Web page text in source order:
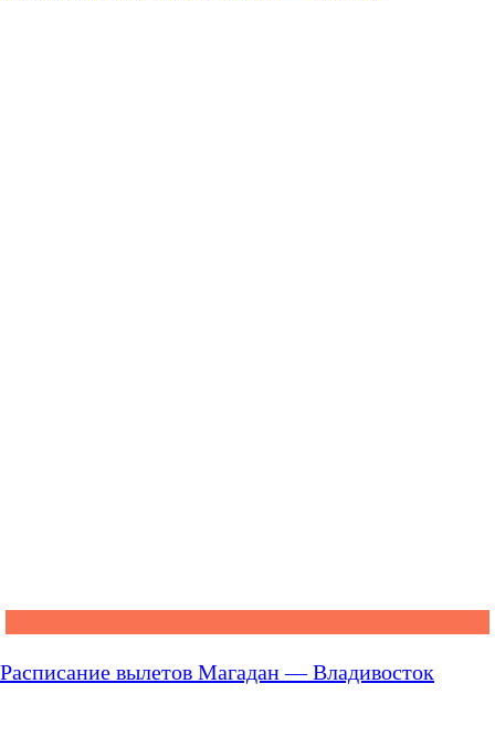
Расписание вылетов Магадан — Владивосток